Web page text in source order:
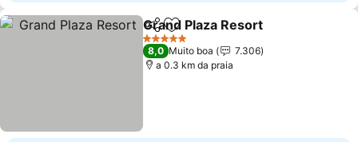
PartilharAdicionar aos favoritos
Grand Plaza Resort
5 Estrelas
8,0 Muito boa
7.306
a 0.3 km da praia